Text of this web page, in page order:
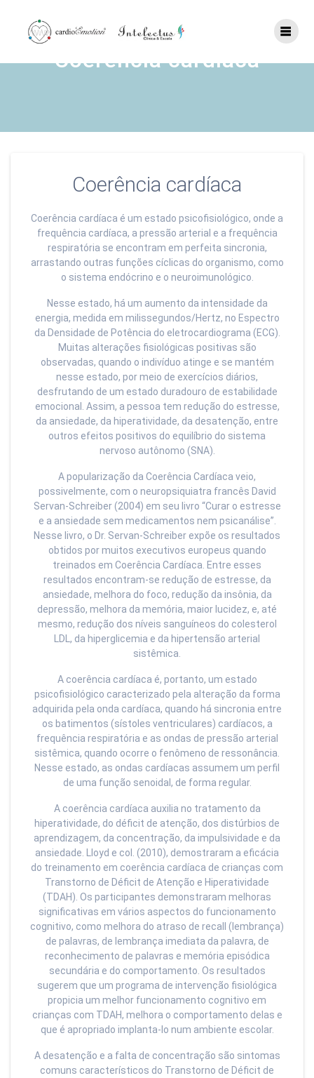
content
Coerência cardíaca
Coerência cardíaca
Coerência cardíaca é um estado psicofisiológico, onde a
frequência cardíaca, a pressão arterial e a frequência
respiratória se encontram em perfeita sincronia,
arrastando outras funções cíclicas do organismo, como
o sistema endócrino e o neuroimunológico.
Nesse estado, há um aumento da intensidade da
energia, medida em milissegundos/Hertz, no Espectro
da Densidade de Potência do eletrocardiograma (ECG).
Muitas alterações fisiológicas positivas são
observadas, quando o indivíduo atinge e se mantém
nesse estado, por meio de exercícios diários,
desfrutando de um estado duradouro de estabilidade
emocional. Assim, a pessoa tem redução do estresse,
da ansiedade, da hiperatividade, da desatenção, entre
outros efeitos positivos do equilíbrio do sistema
nervoso autônomo (SNA).
A popularização da Coerência Cardíaca veio,
possivelmente, com o neuropsiquiatra francês David
Servan-Schreiber (2004) em seu livro “Curar o estresse
e a ansiedade sem medicamentos nem psicanálise”.
Nesse livro, o Dr. Servan-Schreiber expõe os resultados
obtidos por muitos executivos europeus quando
treinados em Coerência Cardíaca. Entre esses
resultados encontram-se redução de estresse, da
ansiedade, melhora do foco, redução da insônia, da
depressão, melhora da memória, maior lucidez, e, até
mesmo, redução dos níveis sanguíneos do colesterol
LDL, da hiperglicemia e da hipertensão arterial
sistêmica.
A coerência cardíaca é, portanto, um estado
psicofisiológico caracterizado pela alteração da forma
adquirida pela onda cardíaca, quando há sincronia entre
os batimentos (sístoles ventriculares) cardíacos, a
frequência respiratória e as ondas de pressão arterial
sistêmica, quando ocorre o fenômeno de ressonância.
Nesse estado, as ondas cardíacas assumem um perfil
de uma função senoidal, de forma regular.
A coerência cardíaca auxilia no tratamento da
hiperatividade, do déficit de atenção, dos distúrbios de
aprendizagem, da concentração, da impulsividade e da
ansiedade. Lloyd e col. (2010), demostraram a eficácia
do treinamento em coerência cardíaca de crianças com
Transtorno de Déficit de Atenção e Hiperatividade
(TDAH). Os participantes demonstraram melhoras
significativas em vários aspectos do funcionamento
cognitivo, como melhora do atraso de recall (lembrança)
de palavras, de lembrança imediata da palavra, de
reconhecimento de palavras e memória episódica
secundária e do comportamento. Os resultados
sugerem que um programa de intervenção fisiológica
propicia um melhor funcionamento cognitivo em
crianças com TDAH, melhora o comportamento delas e
que é apropriado implanta-lo num ambiente escolar.
A desatenção e a falta de concentração são sintomas
comuns característicos do Transtorno de Déficit de